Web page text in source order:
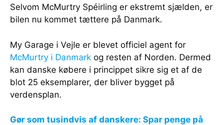
Selvom McMurtry Spéirling er ekstremt sjælden, er
bilen nu kommet tættere på Danmark.
My Garage i Vejle er blevet officiel agent for
McMurtry i Danmark og resten af Norden. Dermed
kan danske købere i princippet sikre sig et af de
blot 25 eksemplarer, der bliver bygget på
verdensplan.
Gør som tusindvis af danskere: Spar penge på